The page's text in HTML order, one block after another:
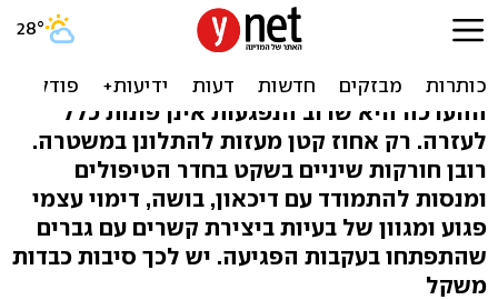
למה הן שתקו ולא התלוננו על
ההערכה היא שרוב הנפגעות אינן פונות כלל
לעזרה. רק אחוז קטן מעזות להתלונן במשטרה.
רובן חורקות שיניים בשקט בחדר הטיפולים
ומנסות להתמודד עם דיכאון, בושה, דימוי עצמי
פגוע ומגוון של בעיות ביצירת קשרים עם גברים
שהתפתחו בעקבות הפגיעה. יש לכך סיבות כבדות
משקל